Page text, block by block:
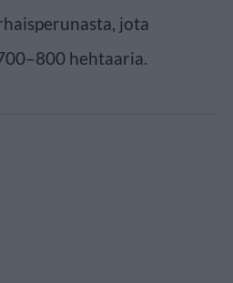
jota
hehtaaria.